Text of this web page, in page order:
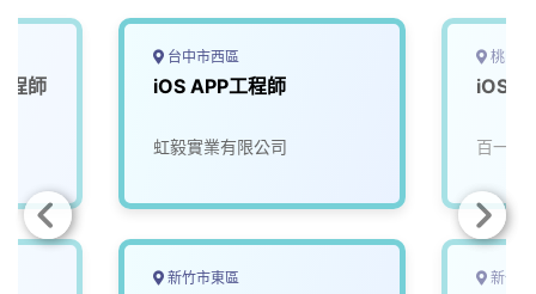
程師
台中市西區
iOS APP工程師
虹毅實業有限公司
新竹市東區
桃園
iOS
百一電
新竹